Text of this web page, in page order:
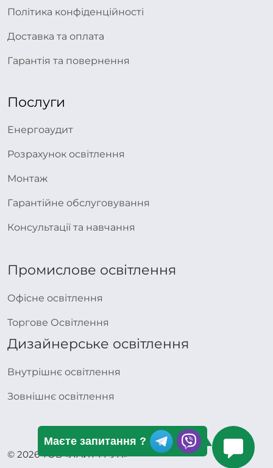
Політика конфіденційності
Доставка та оплата
Гарантія та повернення
Послуги
Енергоаудит
Розрахунок освітлення
Монтаж
Гарантійне обслуговування
Консультації та навчання
Промислове освітлення
Офісне освітлення
Торгове Освітлення
Дизайнерське освітлення
Внутрішнє освітлення
Зовнішнє освітлення
© 2026 ТОВ «ЛАЙТ ГРУП»
Маєте запитання ?